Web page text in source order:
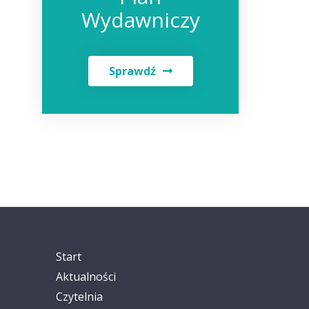
Wydawniczy
Sprawdź
Start
Aktualności
Czytelnia